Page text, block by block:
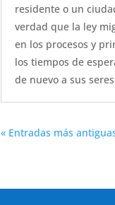
residente o un
verdad que la ley
en los procesos y
los tiempos de
de nuevo a sus
« Entradas más